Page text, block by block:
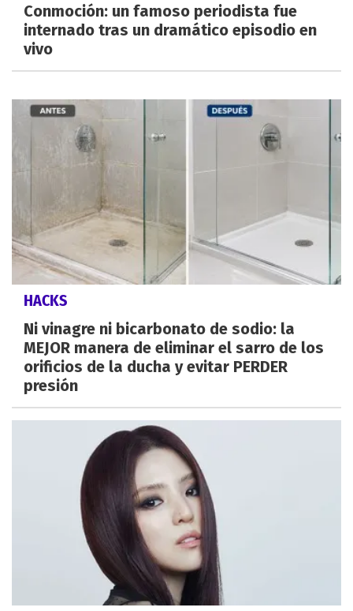
Conmoción: un famoso periodista fue
internado tras un dramático episodio en
vivo
HACKS
Ni vinagre ni bicarbonato de sodio: la
MEJOR manera de eliminar el sarro de los
orificios de la ducha y evitar PERDER
presión